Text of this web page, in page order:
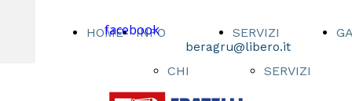
HOME INFO
CHI
SERVIZI
SERVIZI
facebook
beragru@libero.it